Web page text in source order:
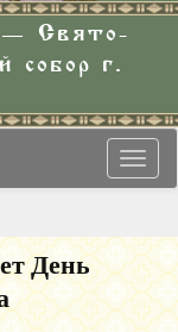
— Свято-
собор г.
День